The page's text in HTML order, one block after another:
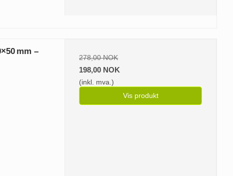
mm –
278,00 NOK
198,00 NOK
(inkl. mva.)
Vis produkt